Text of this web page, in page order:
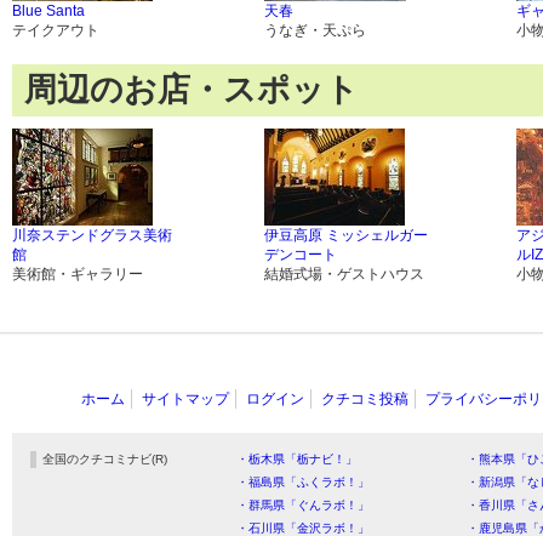
Blue Santa
テイクアウト
天春
うなぎ・天ぷら
ギ
小
周辺のお店・スポット
川奈ステンドグラス美術
館
美術館・ギャラリー
伊豆高原 ミッシェルガー
デンコート
結婚式場・ゲストハウス
ア
ル
小
ホーム サイトマップ ログイン クチコミ投稿 プライバシーポ
全国のクチコミナビ(R) ・栃木県「栃ナビ！」
・熊本県「
・福島県「ふくラボ！」
・新潟県「
・群馬県「ぐんラボ！」
・香川県「
・石川県「金沢ラボ！」
・鹿児島県